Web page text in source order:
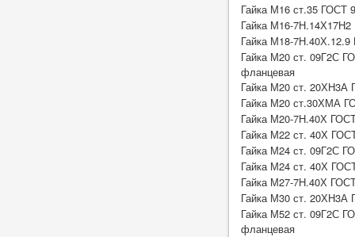
Гайка М16 ст.35 ГОСТ
Гайка М16-
Гайка М18-7Н.40Х.12.9
Гайка М20 ст. 09Г2С
фланцевая
Гайка М20 ст. 20ХН3А
Гайка М20 ст.30ХМА
Гайка М20-7H.40Х
Гайка М22 ст. 40Х
Гайка М24 ст. 09Г2С
Гайка М24 ст. 40Х
Гайка М27-7H.40Х
Гайка М30 ст. 20ХН3А
Гайка М52 ст. 09Г2С
фланцевая